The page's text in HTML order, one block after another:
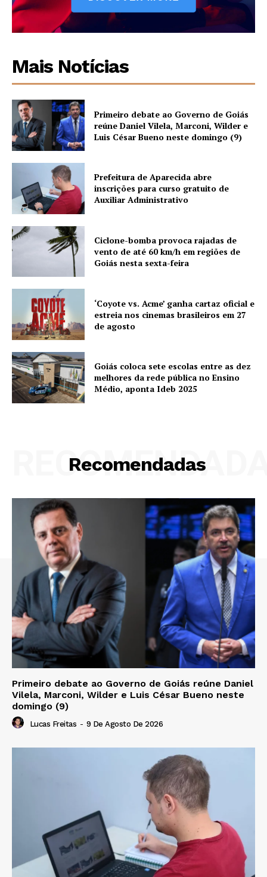
Mais Notícias
Primeiro debate ao Governo de Goiás
reúne Daniel Vilela, Marconi, Wilder e
Luis César Bueno neste domingo (9)
Prefeitura de Aparecida abre
inscrições para curso gratuito de
Auxiliar Administrativo
Ciclone-bomba provoca rajadas de
vento de até 60 km/h em regiões de
Goiás nesta sexta-feira
‘Coyote vs. Acme’ ganha cartaz oficial e
estreia nos cinemas brasileiros em 27
de agosto
Goiás coloca sete escolas entre as dez
melhores da rede pública no Ensino
Médio, aponta Ideb 2025
Recomendadas
Primeiro debate ao Governo de Goiás reúne Daniel
Vilela, Marconi, Wilder e Luis César Bueno neste
domingo (9)
Lucas Freitas - 9 De Agosto De 2026